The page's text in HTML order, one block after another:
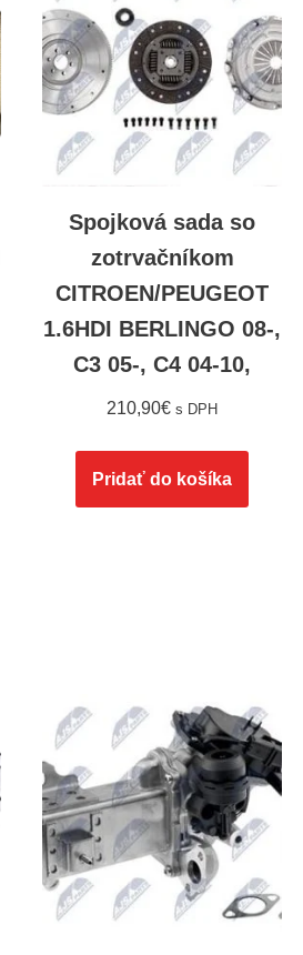
Spojková sada so
zotrvačníkom
CITROEN/PEUGEOT
1.6HDI BERLINGO 08-,
C3 05-, C4 04-10,
210,90€ s DPH
Pridať do košíka